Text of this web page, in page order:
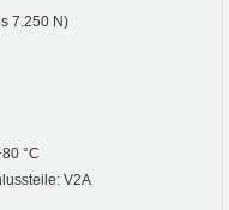
7.250 N)
°C
V2A